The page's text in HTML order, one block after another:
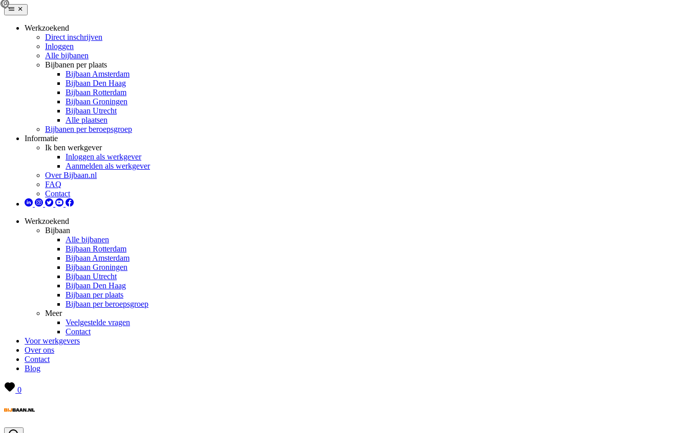
Werkzoekend
Direct inschrijven
Inloggen
Alle bijbanen
Bijbanen per plaats
Bijbaan Amsterdam
Bijbaan Den Haag
Bijbaan Rotterdam
Bijbaan Groningen
Bijbaan Utrecht
Alle plaatsen
Bijbanen per beroepsgroep
Informatie
Ik ben werkgever
Inloggen als werkgever
Aanmelden als werkgever
Over Bijbaan.nl
FAQ
Contact
Werkzoekend
Bijbaan
Alle bijbanen
Bijbaan Rotterdam
Bijbaan Amsterdam
Bijbaan Groningen
Bijbaan Utrecht
Bijbaan Den Haag
Bijbaan per plaats
Bijbaan per beroepsgroep
Meer
Veelgestelde vragen
Contact
Voor werkgevers
Over ons
Contact
Blog
0